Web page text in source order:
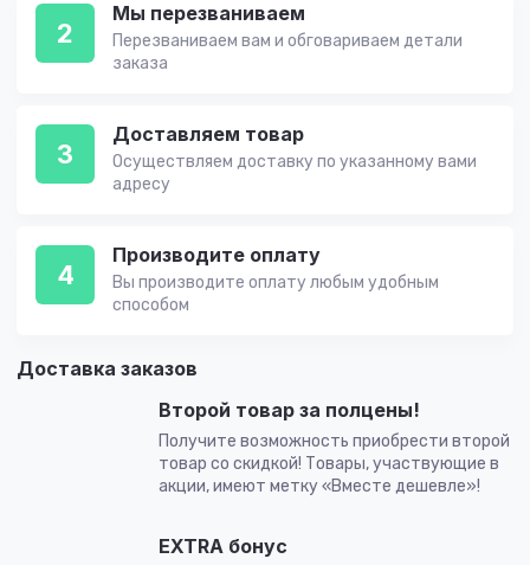
2
Мы перезваниваем
Перезваниваем вам и обговариваем детали
заказа
3
Доставляем товар
Осуществляем доставку по указанному вами
адресу
4
Производите оплату
Вы производите оплату любым удобным
способом
Доставка заказов
Второй товар за полцены!
Получите возможность приобрести второй
товар со скидкой! Товары, участвующие в
акции, имеют метку «Вместе дешевле»!
EXTRA бонус